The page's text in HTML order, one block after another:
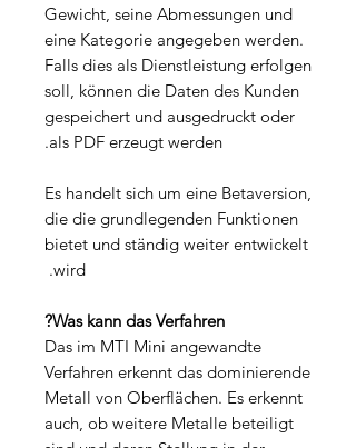
Gewicht, seine Abmessungen und
eine Kategorie angegeben werden.
Falls dies als Dienstleistung erfolgen
soll, können die Daten des Kunden
gespeichert und ausgedruckt oder
als PDF erzeugt werden.
Es handelt sich um eine Betaversion,
die die grundlegenden Funktionen
bietet und ständig weiter entwickelt
wird.
Was kann das Verfahren?
Das im MTI Mini angewandte
Verfahren erkennt das dominierende
Metall von Oberflächen. Es erkennt
auch, ob weitere Metalle beteiligt